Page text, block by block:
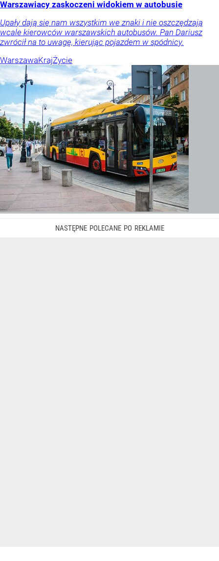
Warszawiacy zaskoczeni widokiem w autobusie
Upały dają się nam wszystkim we znaki i nie oszczędzają
wcale kierowców warszawskich autobusów. Pan Dariusz
zwrócił na to uwagę, kierując pojazdem w spódnicy.
WarszawaKrajŻycie